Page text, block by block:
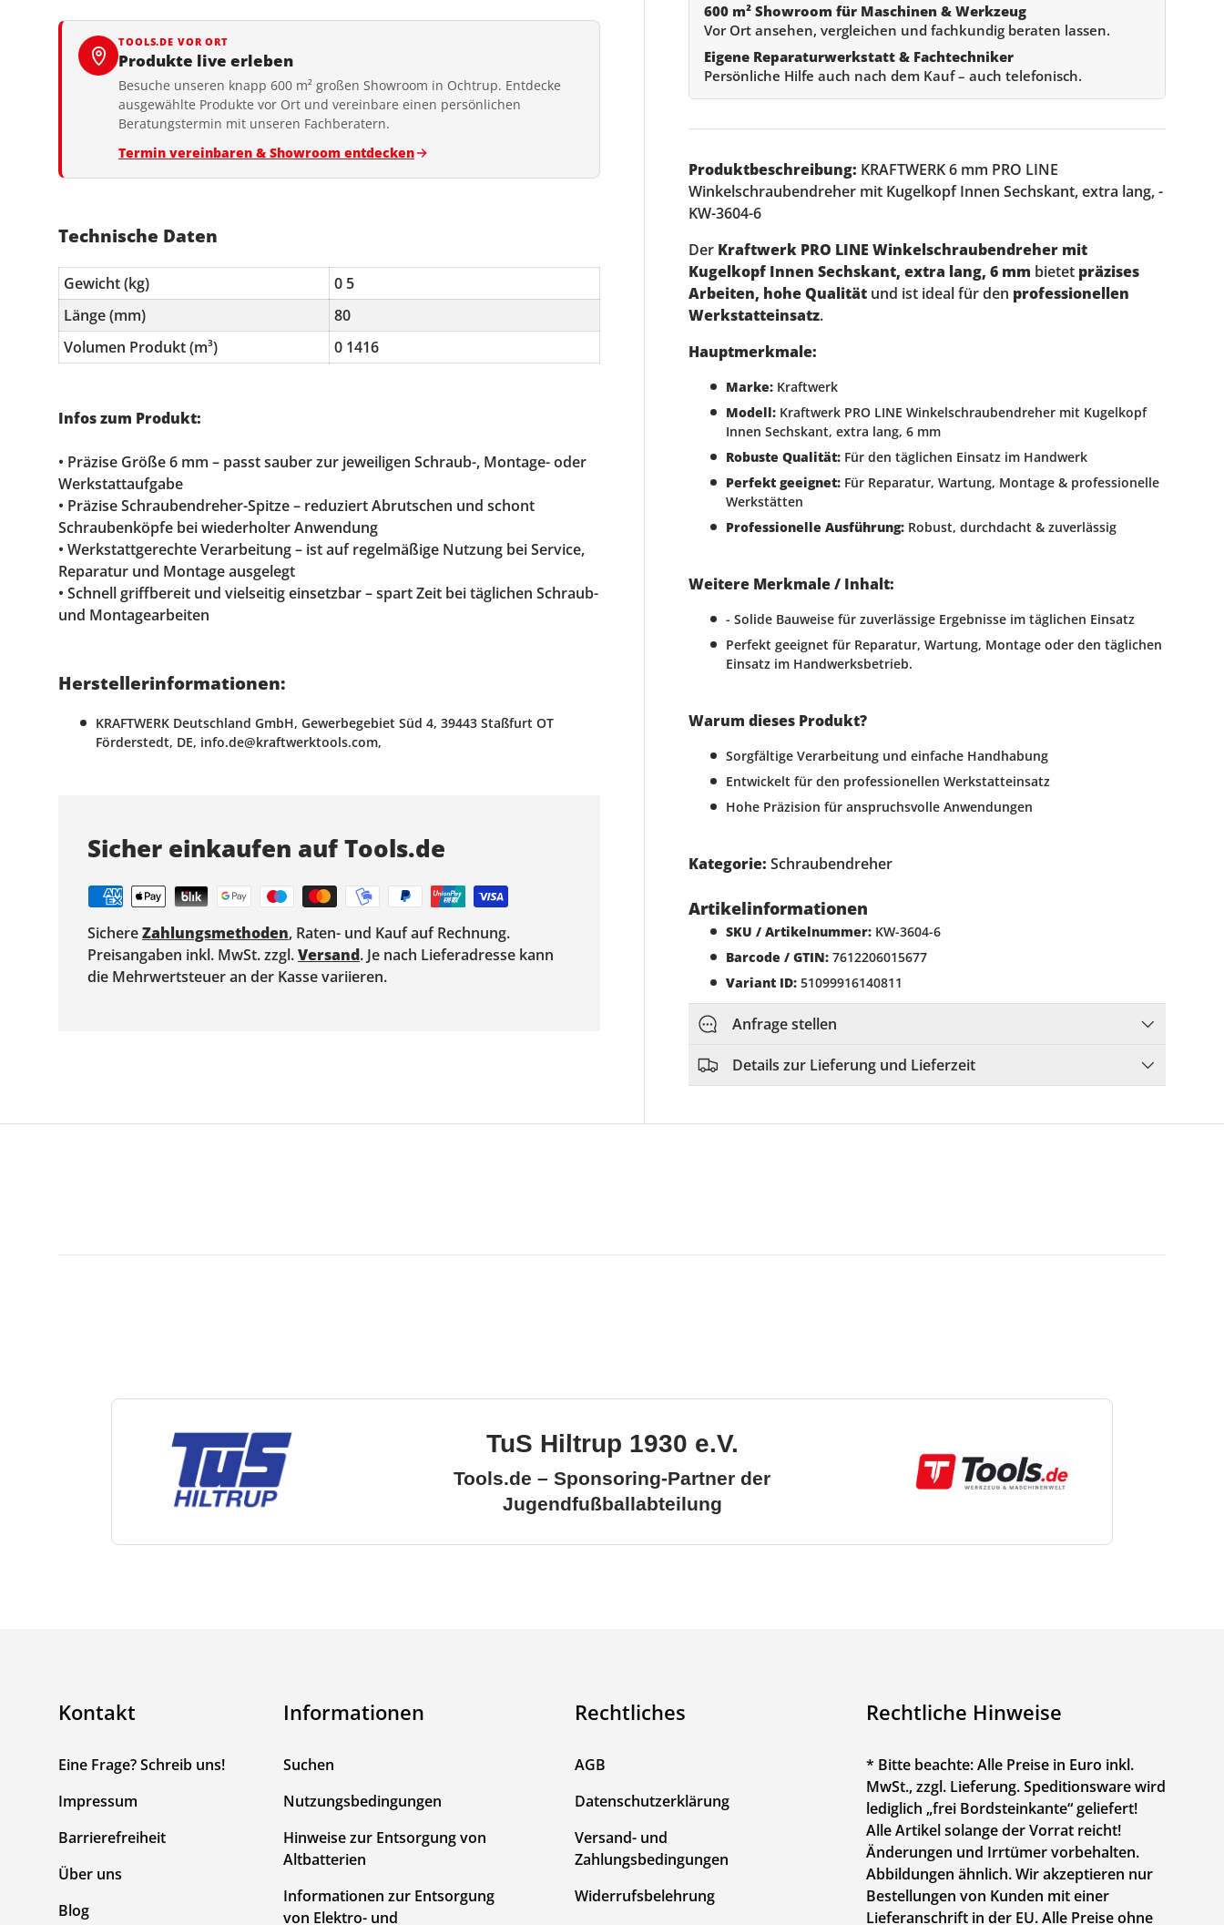
600 m² Showroom für Maschinen & Werkzeug
Vor Ort ansehen, vergleichen und fachkundig beraten lassen.
Eigene Reparaturwerkstatt & Fachtechniker
Persönliche Hilfe auch nach dem Kauf – auch telefonisch.
Produktbeschreibung: KRAFTWERK 6 mm PRO LINE
Winkelschraubendreher mit Kugelkopf Innen Sechskant, extra lang, -
KW-3604-6
Der Kraftwerk PRO LINE Winkelschraubendreher mit
Kugelkopf Innen Sechskant, extra lang, 6 mm bietet präzises
Arbeiten, hohe Qualität und ist ideal für den professionellen
Werkstatteinsatz.
Hauptmerkmale:
Marke: Kraftwerk
Modell: Kraftwerk PRO LINE Winkelschraubendreher mit Kugelkopf
Innen Sechskant, extra lang, 6 mm
Robuste Qualität: Für den täglichen Einsatz im Handwerk
Perfekt geeignet: Für Reparatur, Wartung, Montage & professionelle
Werkstätten
Professionelle Ausführung: Robust, durchdacht & zuverlässig
Weitere Merkmale / Inhalt:
- Solide Bauweise für zuverlässige Ergebnisse im täglichen Einsatz
Perfekt geeignet für Reparatur, Wartung, Montage oder den täglichen
Einsatz im Handwerksbetrieb.
Warum dieses Produkt?
Sorgfältige Verarbeitung und einfache Handhabung
Entwickelt für den professionellen Werkstatteinsatz
Hohe Präzision für anspruchsvolle Anwendungen
Kategorie: Schraubendreher
Artikelinformationen
SKU / Artikelnummer: KW-3604-6
Barcode / GTIN: 7612206015677
Variant ID: 51099916140811
Anfrage stellen
Details zur Lieferung und Lieferzeit
TOOLS.DE VOR ORT
Produkte live erleben
Besuche unseren knapp 600 m² großen Showroom in Ochtrup. Entdecke
ausgewählte Produkte vor Ort und vereinbare einen persönlichen
Beratungstermin mit unseren Fachberatern.
Termin vereinbaren & Showroom entdecken
Technische Daten
Gewicht (kg)
0 5
Länge (mm)
80
Volumen Produkt (m³)
0 1416
Infos zum Produkt:
• Präzise Größe 6 mm – passt sauber zur jeweiligen Schraub-, Montage- oder
Werkstattaufgabe
• Präzise Schraubendreher-Spitze – reduziert Abrutschen und schont
Schraubenköpfe bei wiederholter Anwendung
• Werkstattgerechte Verarbeitung – ist auf regelmäßige Nutzung bei Service,
Reparatur und Montage ausgelegt
• Schnell griffbereit und vielseitig einsetzbar – spart Zeit bei täglichen Schraub-
und Montagearbeiten
Herstellerinformationen:
KRAFTWERK Deutschland GmbH, Gewerbegebiet Süd 4, 39443 Staßfurt OT
Förderstedt, DE, info.de@kraftwerktools.com,
Sicher einkaufen auf Tools.de
SichereZahlungsmethoden, Raten- und Kauf auf Rechnung.
Preisangaben inkl. MwSt. zzgl.Versand. Je nach Lieferadresse kann
die Mehrwertsteuer an der Kasse variieren.
TuS Hiltrup 1930 e.V.
Tools.de – Sponsoring-Partner der
Jugendfußballabteilung
Kontakt
Eine Frage? Schreib uns!
Impressum
Barrierefreiheit
Über uns
Blog
Informationen
Suchen
Nutzungsbedingungen
Hinweise zur Entsorgung von
Altbatterien
Informationen zur Entsorgung
von Elektro- und
Rechtliches
AGB
Datenschutzerklärung
Versand- und
Zahlungsbedingungen
Widerrufsbelehrung
Rechtliche Hinweise
* Bitte beachte: Alle Preise in Euro inkl.
MwSt., zzgl. Lieferung. Speditionsware wird
lediglich „frei Bordsteinkante“ geliefert!
Alle Artikel solange der Vorrat reicht!
Änderungen und Irrtümer vorbehalten.
Abbildungen ähnlich. Wir akzeptieren nur
Bestellungen von Kunden mit einer
Lieferanschrift in der EU. Alle Preise ohne